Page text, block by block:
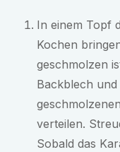
In einem Topf
Kochen
geschmolzen
Backblech
verteilen.
Sobald das